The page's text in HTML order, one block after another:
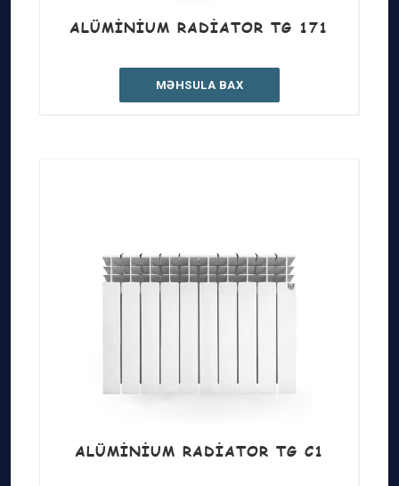
ALÜMINIUM RADIATOR TG 171
MƏHSULA BAX
ALÜMINIUM RADIATOR TG C1